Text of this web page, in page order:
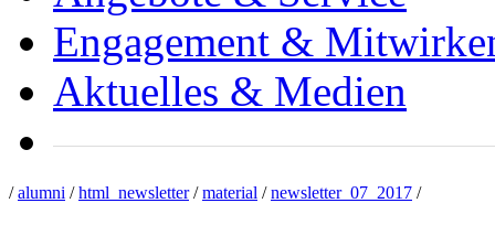
Engagement &
Aktuelles & Medien
/alumni /html_newsletter/material /newsletter_07_2017 /